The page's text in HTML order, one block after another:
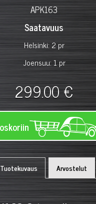
APK163
Saatavuus
Helsinki: 2 pr
Joensuu: 1 pr
299.00 €
Tuotekuvaus Arvostelut